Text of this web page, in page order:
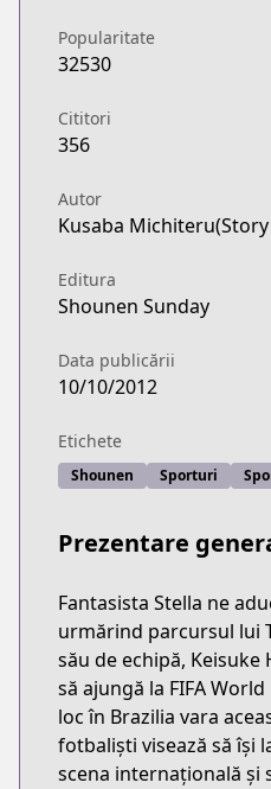
Popularitate
32530
Cititori
356
Autor
Kusaba
Editura
Shounen Sunday
Data publicării
10/10/2012
Etichete
Shounen Sporturi
Prezentare
Fantasista Stella ne
urmărind parcursul lui
său de echipă,
să ajungă la FIFA World
loc în Brazilia vara
fotbaliști visează să își
scena internațională și